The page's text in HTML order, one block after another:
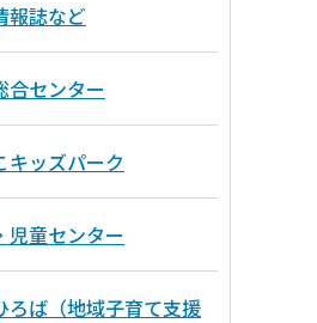
報誌など
合センター
キッズパーク
児童センター
ろば（地域子育て支援